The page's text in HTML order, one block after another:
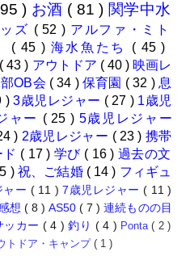
) お酒 ( 81 ) 関学中水
ズ ( 52 ) アルファ・ミト
( 45 ) 海水魚たち ( 45 )
( 43 ) アウトドア ( 40 ) 映画レ
OB会 ( 34 ) 保育園 ( 32 ) 息
)3歳児レジャー ( 27 ) 1歳児
ャー ( 25 ) 5歳児レジャー
) 2歳児レジャー ( 23 ) 携帯
( 17 ) 学び ( 16 ) 過去の文
) 祝、ご結婚 ( 14 ) フィギュ
ャー ( 11 )7歳児レジャー( 11 )
想( 8 )AS50( 7 )連続ものの目
ッカー ( 4 )釣り ( 4 ) Ponta( 2 )
トドア・キャンプ( 1 )